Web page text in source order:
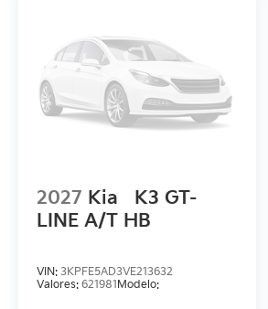
2027 Kia
K3 GT-
LINE A/T HB
VIN: 3KPFE5AD3VE213632
Valores: 621981 Modelo: